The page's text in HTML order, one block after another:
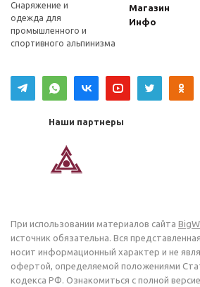
Снаряжение и
одежда для
промышленного и
спортивного альпинизма
Магазин
Инфо
Наши партнеры
При использовании материалов сайта
источник обязательна. Вся
носит информационный характер и не
офертой, определяемой положениями
кодекса РФ. Ознакомиться с полной